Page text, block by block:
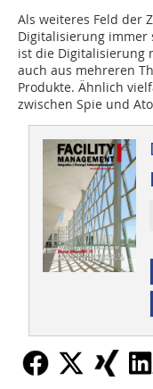
Als weiteres Feld der
Digitalisierung immer
ist die Digitalisierung
auch aus mehreren
Produkte. Ähnlich
zwischen Spie und